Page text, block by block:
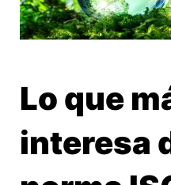
Buscar
Lo que
interesa